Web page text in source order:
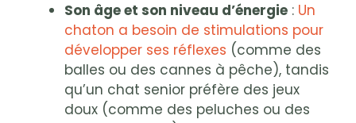
Son âge et son niveau d’énergie : Un
chaton a besoin de stimulations pour
développer ses réflexes (comme des
balles ou des cannes à pêche), tandis
qu’un chat senior préfère des jeux
doux (comme des peluches ou des